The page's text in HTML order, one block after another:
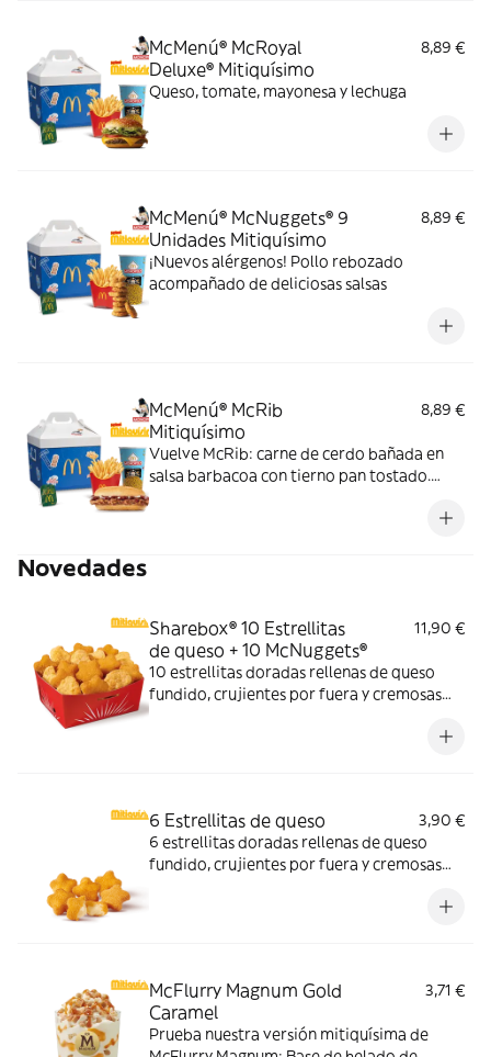
McMenú® McRoyal
Deluxe® Mitiquísimo
8,89 €
Queso, tomate, mayonesa y lechuga
McMenú® McNuggets® 9
Unidades Mitiquísimo
8,89 €
¡Nuevos alérgenos! Pollo rebozado
acompañado de deliciosas salsas
McMenú® McRib
Mitiquísimo
8,89 €
Vuelve McRib: carne de cerdo bañada en
salsa barbacoa con tierno pan tostado.
Novedades
Sharebox® 10 Estrellitas
de queso + 10 McNuggets®
11,90 €
10 estrellitas doradas rellenas de queso
fundido, crujientes por fuera y cremosas
6 Estrellitas de queso
3,90 €
6 estrellitas doradas rellenas de queso
fundido, crujientes por fuera y cremosas
McFlurry Magnum Gold
Caramel
3,71 €
Prueba nuestra versión mitiquísima de